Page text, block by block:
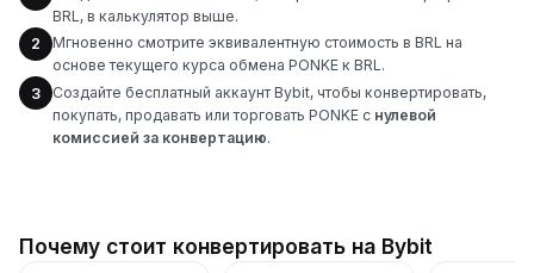
BRL, в калькулятор выше.
2
Мгновенно смотрите эквивалентную стоимость в BRL на
основе текущего курса обмена PONKE к BRL.
3
Создайте бесплатный аккаунт Bybit, чтобы конвертировать,
покупать, продавать или торговать PONKE с нулевой
комиссией за конвертацию.
Почему стоит конвертировать на Bybit